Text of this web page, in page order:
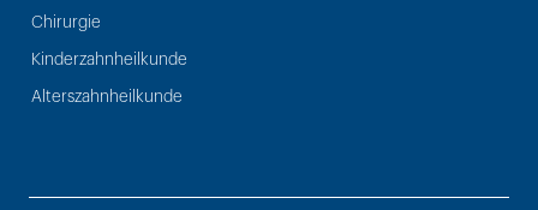
Chirurgie
Kinderzahnheilkunde
Alterszahnheilkunde